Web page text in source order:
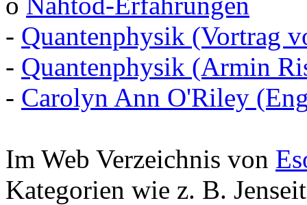
- Quantenphysik (Vortrag
- Quantenphysik (Armin
- Carolyn Ann O'Riley
Im Web Verzeichnis von
Kategorien wie z. B.